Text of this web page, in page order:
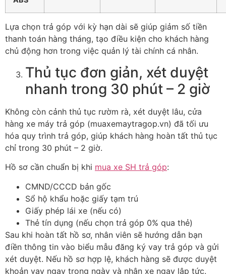
Lựa chọn trả góp với kỳ hạn dài sẽ giúp giảm số tiền
thanh toán hàng tháng, tạo điều kiện cho khách hàng
chủ động hơn trong việc quản lý tài chính cá nhân.
Thủ tục đơn giản, xét duyệt
nhanh trong 30 phút – 2 giờ
Không còn cảnh thủ tục rườm rà, xét duyệt lâu, cửa
hàng xe máy trả góp (muaxemaytragop.vn) đã tối ưu
hóa quy trình trả góp, giúp khách hàng hoàn tất thủ tục
chỉ trong 30 phút – 2 giờ.
Hồ sơ cần chuẩn bị khi mua xe SH trả góp:
CMND/CCCD bản gốc
Sổ hộ khẩu hoặc giấy tạm trú
Giấy phép lái xe (nếu có)
Thẻ tín dụng (nếu chọn trả góp 0% qua thẻ)
Sau khi hoàn tất hồ sơ, nhân viên sẽ hướng dẫn bạn
điền thông tin vào biểu mẫu đăng ký vay trả góp và gửi
xét duyệt. Nếu hồ sơ hợp lệ, khách hàng sẽ được duyệt
khoản vay ngay trong ngày và nhận xe ngay lập tức.